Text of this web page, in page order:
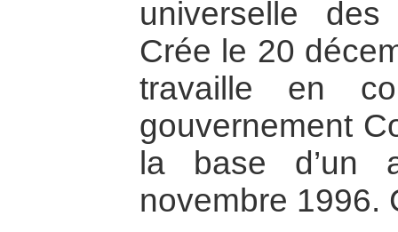
universelle
Crée le 20
travaille en
gouvernement
la base d’un
novembre 1996.